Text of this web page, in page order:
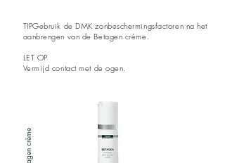
TIPGebruik de DMKzonbeschermingsfactoren na het
aanbrengen van de Betagen crème.
LET OP
Vermijd contact met de ogen.
Betagen crème